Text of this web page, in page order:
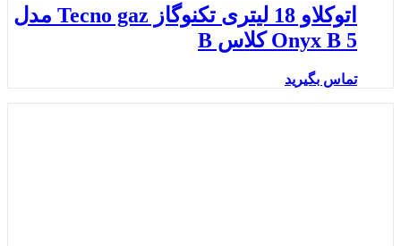
اتوکلاو 18 لیتری تکنوگاز Tecno gaz مدل
Onyx B 5 کلاس B
تماس بگیرید